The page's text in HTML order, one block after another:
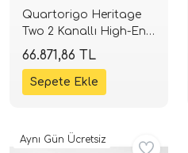
Quartorigo Heritage
Two 2 Kanallı High-End
Amplifikatör | 2 x 135W
RMS | 100dB | SPLHIFI
66.871,86 TL
Aynı Gün Ücretsiz